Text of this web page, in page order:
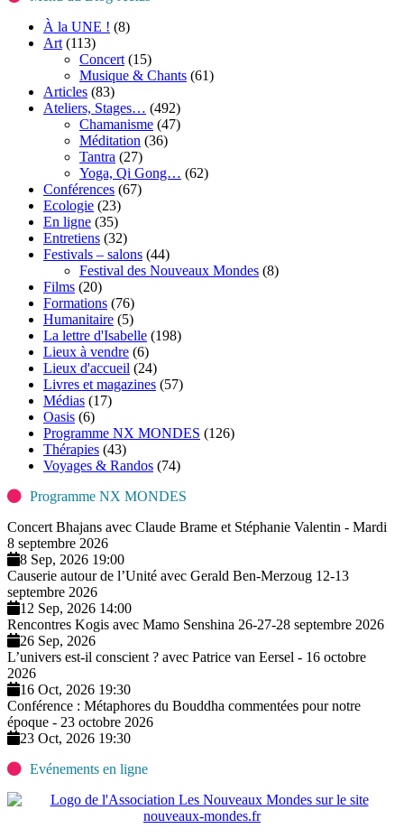
À la UNE ! (8)
Art (113)
Concert (15)
Musique & Chants (61)
Articles (83)
Ateliers, Stages… (492)
Chamanisme (47)
Méditation (36)
Tantra (27)
Yoga, Qi Gong… (62)
Conférences (67)
Ecologie (23)
En ligne (35)
Entretiens (32)
Festivals – salons (44)
Festival des Nouveaux Mondes (8)
Films (20)
Formations (76)
Humanitaire (5)
La lettre d'Isabelle (198)
Lieux à vendre (6)
Lieux d'accueil (24)
Livres et magazines (57)
Médias (17)
Oasis (6)
Programme NX MONDES (126)
Thérapies (43)
Voyages & Randos (74)
Programme NX MONDES
Concert Bhajans avec Claude Brame et Stéphanie Valentin - Mardi
8 septembre 2026
8 Sep, 2026 19:00
Causerie autour de l’Unité avec Gerald Ben-Merzoug 12-13
septembre 2026
12 Sep, 2026 14:00
Rencontres Kogis avec Mamo Senshina 26-27-28 septembre 2026
26 Sep, 2026
L’univers est-il conscient ? avec Patrice van Eersel - 16 octobre
2026
16 Oct, 2026 19:30
Conférence : Métaphores du Bouddha commentées pour notre
époque - 23 octobre 2026
23 Oct, 2026 19:30
Evénements en ligne